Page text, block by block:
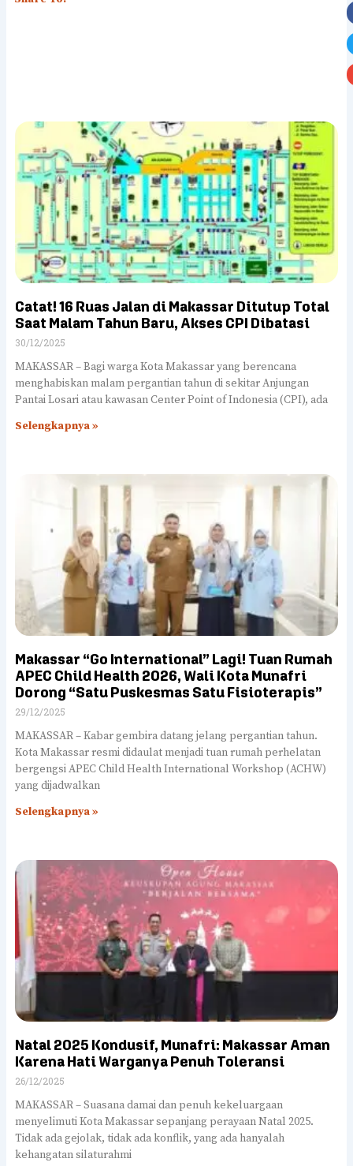
Catat! 16 Ruas Jalan di Makassar Ditutup Total
Saat Malam Tahun Baru, Akses CPI Dibatasi
30/12/2025
MAKASSAR – Bagi warga Kota Makassar yang berencana
menghabiskan malam pergantian tahun di sekitar Anjungan
Pantai Losari atau kawasan Center Point of Indonesia (CPI), ada
Selengkapnya »
Makassar “Go International” Lagi! Tuan Rumah
APEC Child Health 2026, Wali Kota Munafri
Dorong “Satu Puskesmas Satu Fisioterapis”
29/12/2025
MAKASSAR – Kabar gembira datang jelang pergantian tahun.
Kota Makassar resmi didaulat menjadi tuan rumah perhelatan
bergengsi APEC Child Health International Workshop (ACHW)
yang dijadwalkan
Selengkapnya »
Natal 2025 Kondusif, Munafri: Makassar Aman
Karena Hati Warganya Penuh Toleransi
26/12/2025
MAKASSAR – Suasana damai dan penuh kekeluargaan
menyelimuti Kota Makassar sepanjang perayaan Natal 2025.
Tidak ada gejolak, tidak ada konflik, yang ada hanyalah
kehangatan silaturahmi